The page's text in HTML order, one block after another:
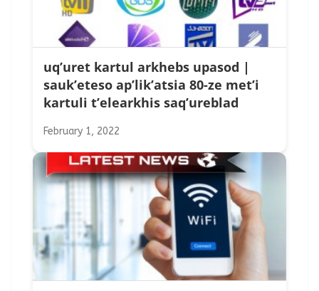
uq’uret kartul arkhebs upasod |
sauk’eteso ap’lik’atsia 80-ze met’i
kartuli t’elearkhis saq’ureblad
February 1, 2022